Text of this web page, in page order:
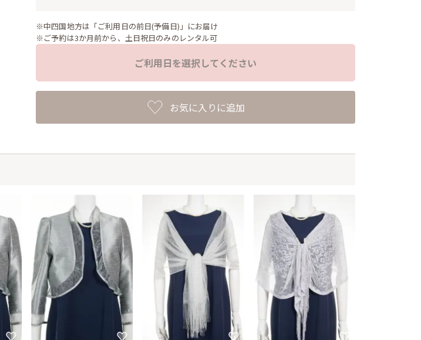
※中四国地方は「ご利用日の前日(予備日)」にお届け
※ご予約は3か月前から、土日祝日のみのレンタル可
ご利用日を選択してください
お気に入りに追加